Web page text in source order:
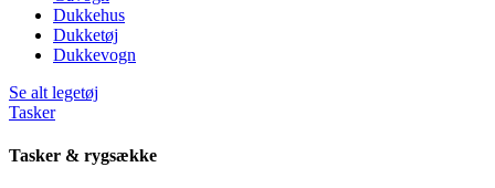
Dukkehus
Dukketøj
Dukkevogn
Se alt legetøj
Tasker
Tasker & rygsække